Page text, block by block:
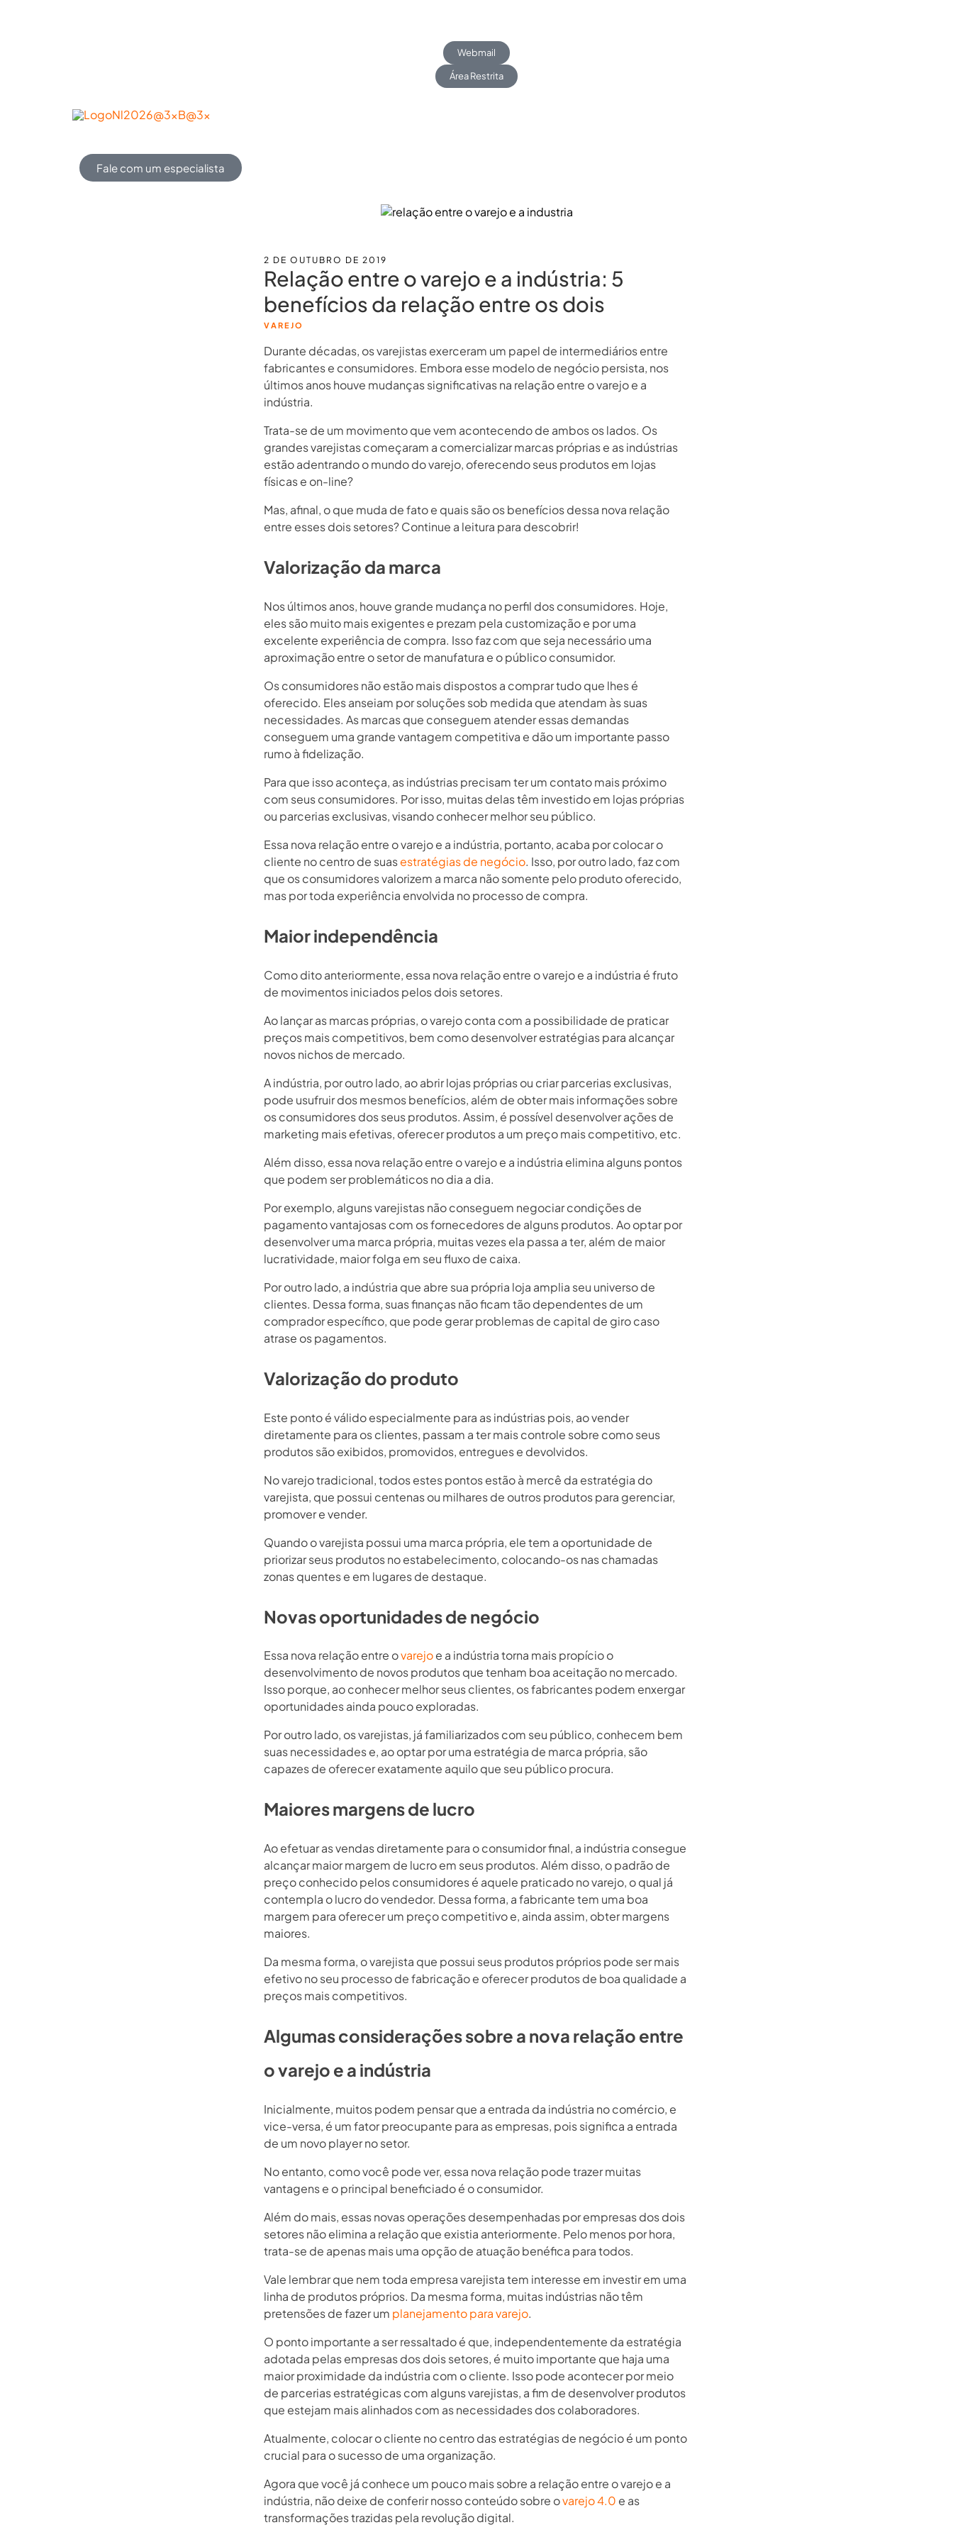
Webmail
Área Restrita
Fale com um especialista
2 DE OUTUBRO DE 2019
Relação entre o varejo e a indústria: 5
benefícios da relação entre os dois
VAREJO
Durante décadas, os varejistas exerceram um papel de intermediários entre
fabricantes e consumidores. Embora esse modelo de negócio persista, nos
últimos anos houve mudanças significativas na relação entre o varejo e a
indústria.
Trata-se de um movimento que vem acontecendo de ambos os lados. Os
grandes varejistas começaram a comercializar marcas próprias e as indústrias
estão adentrando o mundo do varejo, oferecendo seus produtos em lojas
físicas e on-line?
Mas, afinal, o que muda de fato e quais são os benefícios dessa nova relação
entre esses dois setores? Continue a leitura para descobrir!
Valorização da marca
Nos últimos anos, houve grande mudança no perfil dos consumidores. Hoje,
eles são muito mais exigentes e prezam pela customização e por uma
excelente experiência de compra. Isso faz com que seja necessário uma
aproximação entre o setor de manufatura e o público consumidor.
Os consumidores não estão mais dispostos a comprar tudo que lhes é
oferecido. Eles anseiam por soluções sob medida que atendam às suas
necessidades. As marcas que conseguem atender essas demandas
conseguem uma grande vantagem competitiva e dão um importante passo
rumo à fidelização.
Para que isso aconteça, as indústrias precisam ter um contato mais próximo
com seus consumidores. Por isso, muitas delas têm investido em lojas próprias
ou parcerias exclusivas, visando conhecer melhor seu público.
Essa nova relação entre o varejo e a indústria, portanto, acaba por colocar o
cliente no centro de suasestratégias de negócio. Isso, por outro lado, faz com
que os consumidores valorizem a marca não somente pelo produto oferecido,
mas por toda experiência envolvida no processo de compra.
Maior independência
Como dito anteriormente, essa nova relação entre o varejo e a indústria é fruto
de movimentos iniciados pelos dois setores.
Ao lançar as marcas próprias, o varejo conta com a possibilidade de praticar
preços mais competitivos, bem como desenvolver estratégias para alcançar
novos nichos de mercado.
A indústria, por outro lado, ao abrir lojas próprias ou criar parcerias exclusivas,
pode usufruir dos mesmos benefícios, além de obter mais informações sobre
os consumidores dos seus produtos. Assim, é possível desenvolver ações de
marketing mais efetivas, oferecer produtos a um preço mais competitivo, etc.
Além disso, essa nova relação entre o varejo e a indústria elimina alguns pontos
que podem ser problemáticos no dia a dia.
Por exemplo, alguns varejistas não conseguem negociar condições de
pagamento vantajosas com os fornecedores de alguns produtos. Ao optar por
desenvolver uma marca própria, muitas vezes ela passa a ter, além de maior
lucratividade, maior folga em seu fluxo de caixa.
Por outro lado, a indústria que abre sua própria loja amplia seu universo de
clientes. Dessa forma, suas finanças não ficam tão dependentes de um
comprador específico, que pode gerar problemas de capital de giro caso
atrase os pagamentos.
Valorização do produto
Este ponto é válido especialmente para as indústrias pois, ao vender
diretamente para os clientes, passam a ter mais controle sobre como seus
produtos são exibidos, promovidos, entregues e devolvidos.
No varejo tradicional, todos estes pontos estão à mercê da estratégia do
varejista, que possui centenas ou milhares de outros produtos para gerenciar,
promover e vender.
Quando o varejista possui uma marca própria, ele tem a oportunidade de
priorizar seus produtos no estabelecimento, colocando-os nas chamadas
zonas quentes e em lugares de destaque.
Novas oportunidades de negócio
Essa nova relação entre ovarejoe a indústria torna mais propício o
desenvolvimento de novos produtos que tenham boa aceitação no mercado.
Isso porque, ao conhecer melhor seus clientes, os fabricantes podem enxergar
oportunidades ainda pouco exploradas.
Por outro lado, os varejistas, já familiarizados com seu público, conhecem bem
suas necessidades e, ao optar por uma estratégia de marca própria, são
capazes de oferecer exatamente aquilo que seu público procura.
Maiores margens de lucro
Ao efetuar as vendas diretamente para o consumidor final, a indústria consegue
alcançar maior margem de lucro em seus produtos. Além disso, o padrão de
preço conhecido pelos consumidores é aquele praticado no varejo, o qual já
contempla o lucro do vendedor. Dessa forma, a fabricante tem uma boa
margem para oferecer um preço competitivo e, ainda assim, obter margens
maiores.
Da mesma forma, o varejista que possui seus produtos próprios pode ser mais
efetivo no seu processo de fabricação e oferecer produtos de boa qualidade a
preços mais competitivos.
Algumas considerações sobre a nova relação entre
o varejo e a indústria
Inicialmente, muitos podem pensar que a entrada da indústria no comércio, e
vice-versa, é um fator preocupante para as empresas, pois significa a entrada
de um novo player no setor.
No entanto, como você pode ver, essa nova relação pode trazer muitas
vantagens e o principal beneficiado é o consumidor.
Além do mais, essas novas operações desempenhadas por empresas dos dois
setores não elimina a relação que existia anteriormente. Pelo menos por hora,
trata-se de apenas mais uma opção de atuação benéfica para todos.
Vale lembrar que nem toda empresa varejista tem interesse em investir em uma
linha de produtos próprios. Da mesma forma, muitas indústrias não têm
pretensões de fazer um planejamento para varejo.
O ponto importante a ser ressaltado é que, independentemente da estratégia
adotada pelas empresas dos dois setores, é muito importante que haja uma
maior proximidade da indústria com o cliente. Isso pode acontecer por meio
de parcerias estratégicas com alguns varejistas, a fim de desenvolver produtos
que estejam mais alinhados com as necessidades dos colaboradores.
Atualmente, colocar o cliente no centro das estratégias de negócio é um ponto
crucial para o sucesso de uma organização.
Agora que você já conhece um pouco mais sobre a relação entre o varejo e a
indústria, não deixe de conferir nosso conteúdo sobre ovarejo 4.0 e as
transformações trazidas pela revolução digital.